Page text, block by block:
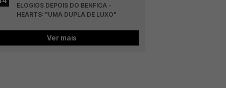
ELOGIOS DEPOIS DO BENFICA -
HEARTS: "UMA DUPLA DE LUXO"
Ver mais